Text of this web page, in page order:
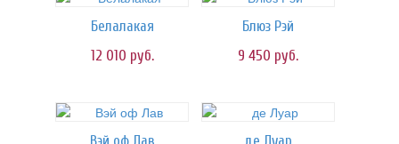
Белалакая
12 010 руб.
Блюз Рэй
9 450 руб.